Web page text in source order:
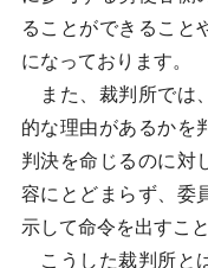
ることができること
になっております。
また、裁判所では
的な理由があるかを
判決を命じるのに対
容にとどまらず、委
示して命令を出すこ
こうした裁判所と